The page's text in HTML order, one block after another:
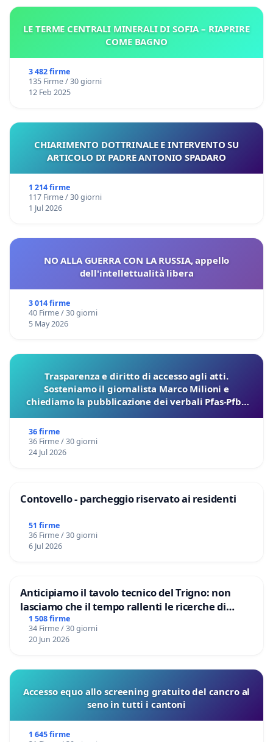
LE TERME CENTRALI MINERALI DI SOFIA – RIAPRIRE
COME BAGNO
3 482 firme
135 Firme / 30 giorni
12 Feb 2025
CHIARIMENTO DOTTRINALE E INTERVENTO SU
ARTICOLO DI PADRE ANTONIO SPADARO
1 214 firme
117 Firme / 30 giorni
1 Jul 2026
NO ALLA GUERRA CON LA RUSSIA, appello
dell'intellettualità libera
3 014 firme
40 Firme / 30 giorni
5 May 2026
Trasparenza e diritto di accesso agli atti.
Sosteniamo il giornalista Marco Milioni e
chiediamo la pubblicazione dei verbali Pfas-Pfba
36 firme
36 Firme / 30 giorni
24 Jul 2026
Contovello - parcheggio riservato ai residenti
51 firme
36 Firme / 30 giorni
6 Jul 2026
Anticipiamo il tavolo tecnico del Trigno: non
lasciamo che il tempo rallenti le ricerche di
Domenico Racanati
1 508 firme
34 Firme / 30 giorni
20 Jun 2026
Accesso equo allo screening gratuito del cancro al
seno in tutti i cantoni
1 645 firme